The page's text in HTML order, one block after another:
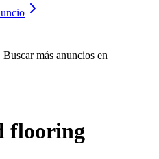
Buscar más anuncios en
flooring